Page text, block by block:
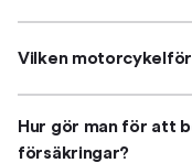
Vilken
Hur gör man för att
försäkringar?